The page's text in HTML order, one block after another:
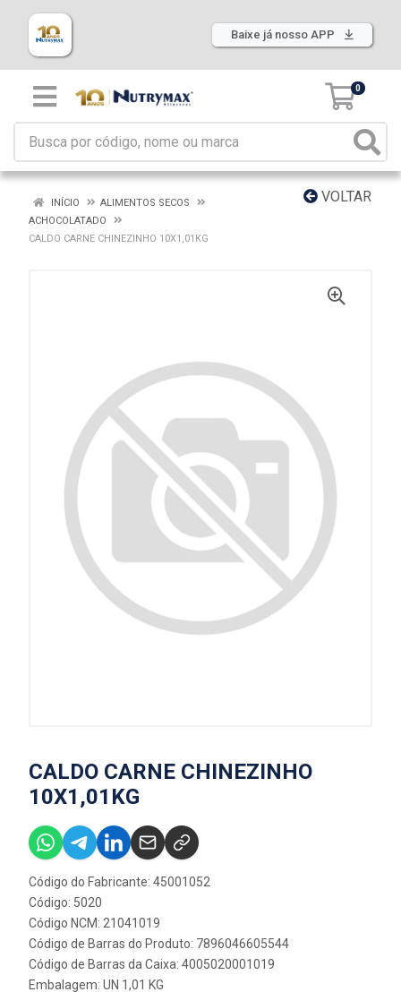
Baixe já nosso APP
0
VOLTAR
INÍCIO
ALIMENTOS SECOS
ACHOCOLATADO
CALDO CARNE CHINEZINHO 10X1,01KG
CALDO CARNE CHINEZINHO
10X1,01KG
Código do Fabricante: 45001052
Código: 5020
Código NCM: 21041019
Código de Barras do Produto: 7896046605544
Código de Barras da Caixa: 4005020001019
Embalagem: UN 1,01 KG